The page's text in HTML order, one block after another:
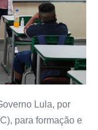
Lula, por
para formação e